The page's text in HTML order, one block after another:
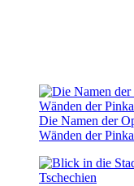
Die Namen der
Wänden der